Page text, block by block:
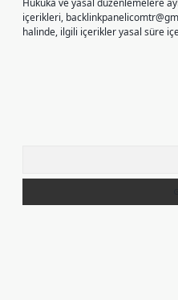
Hukuka ve yasal düzenlemelere
içerikleri,
halinde, ilgili içerikler yasal süre